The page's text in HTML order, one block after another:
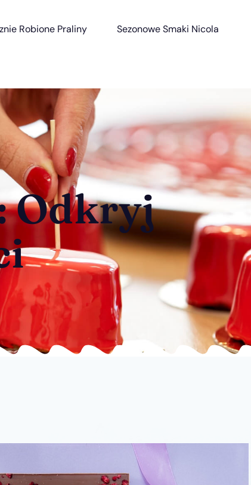
Robione Praliny Sezonowe Smaki Nicola
Odkryj